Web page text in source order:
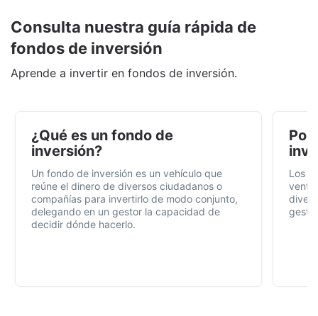
Consulta nuestra guía rápida de
fondos de inversión
Aprende a invertir en fondos de inversión.
¿Qué es un fondo de
inversión?
Un fondo de inversión es un vehículo que
reúne el dinero de diversos ciudadanos o
compañías para invertirlo de modo conjunto,
delegando en un gestor la capacidad de
decidir dónde hacerlo.
Por
Los